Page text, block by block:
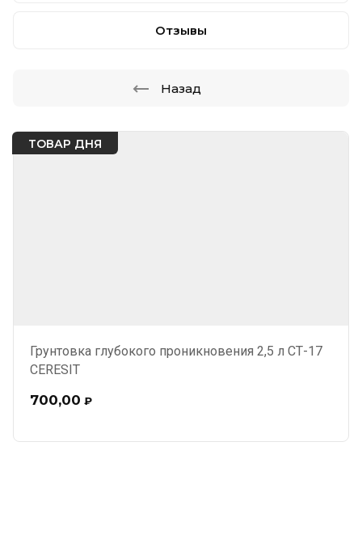
ТОВАР ДНЯ
Грунтовка глубокого проникновения 2,5 л СТ-17
CERESIT
700,00 ₽
Отзывы
Назад